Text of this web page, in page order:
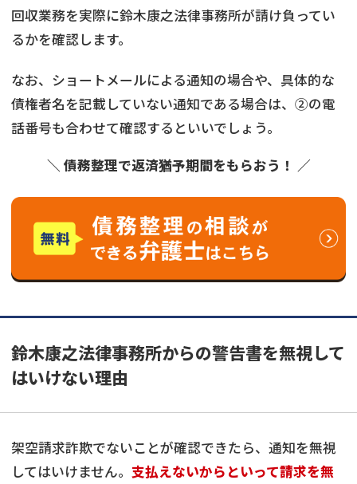
回収業務を実際に鈴木康之法律事務所が請け負ってい
るかを確認します。
なお、ショートメールによる通知の場合や、具体的な
債権者名を記載していない通知である場合は、②の電
話番号も合わせて確認するといいでしょう。
＼ 債務整理で返済猶予期間をもらおう！ ／
鈴木康之法律事務所からの警告書を無視して
はいけない理由
架空請求詐欺でないことが確認できたら、通知を無視
してはいけません。 支払えないからといって請求を無